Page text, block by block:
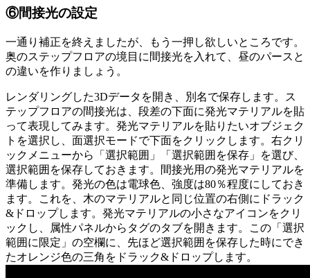
⑥間接光の設定
一通り補正を終えましたが、もう一押し欲しいところです。
奥のステップフロアの境目に間接光を入れて、昼のパースと
の違いを作りましょう。
レンダリングした3Dデータを開き、別名で保存します。ス
テップフロアの間接光は、段差の下面に発光マテリアルを貼
って表現してみます。発光マテリアルを貼りたいオブジェク
トを選択し、面選択モードで下面をクリックします。右クリ
ックメニューから「選択範囲」「選択範囲を保存」を選び、
選択範囲を保存しておきます。間接光用の発光マテリアルを
準備します。発光の色は電球色、強度は80％程度にしておき
ます。これを、木のマテリアルと同じ位置の右側にドラック
&ドロップします。発光マテリアルの小さなアイコンをクリ
ックし、属性パネルからタグのタブを開きます。この「選択
範囲に限定」の空欄に、先ほど選択範囲を保存した時にでき
たオレンジ色の三角をドラック&ドロップします。